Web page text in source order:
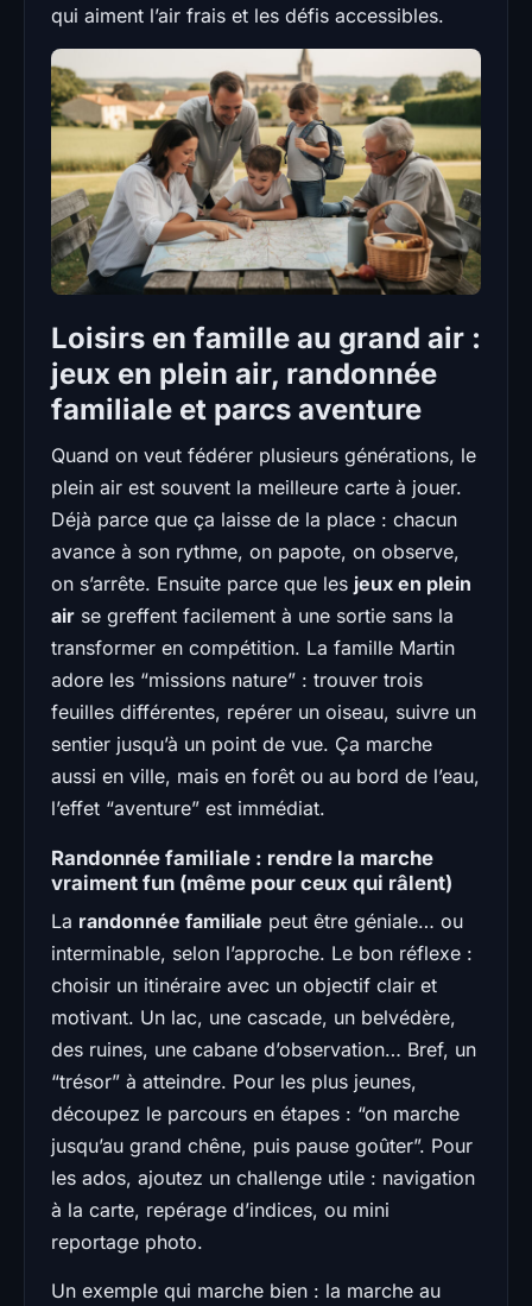
qui aiment l’air frais et les défis accessibles.
Loisirs en famille au grand air :
jeux en plein air, randonnée
familiale et parcs aventure
Quand on veut fédérer plusieurs générations, le
plein air est souvent la meilleure carte à jouer.
Déjà parce que ça laisse de la place : chacun
avance à son rythme, on papote, on observe,
on s’arrête. Ensuite parce que les jeux en plein
air se greffent facilement à une sortie sans la
transformer en compétition. La famille Martin
adore les “missions nature” : trouver trois
feuilles différentes, repérer un oiseau, suivre un
sentier jusqu’à un point de vue. Ça marche
aussi en ville, mais en forêt ou au bord de l’eau,
l’effet “aventure” est immédiat.
Randonnée familiale : rendre la marche
vraiment fun (même pour ceux qui râlent)
La randonnée familiale peut être géniale… ou
interminable, selon l’approche. Le bon réflexe :
choisir un itinéraire avec un objectif clair et
motivant. Un lac, une cascade, un belvédère,
des ruines, une cabane d’observation… Bref, un
“trésor” à atteindre. Pour les plus jeunes,
découpez le parcours en étapes : “on marche
jusqu’au grand chêne, puis pause goûter”. Pour
les ados, ajoutez un challenge utile : navigation
à la carte, repérage d’indices, ou mini
reportage photo.
Un exemple qui marche bien : la marche au